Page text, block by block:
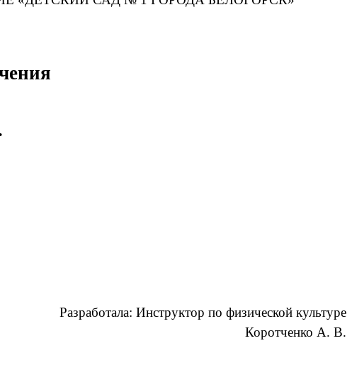
Разработала: Инструктор по физической культуре
Коротченко А. В.